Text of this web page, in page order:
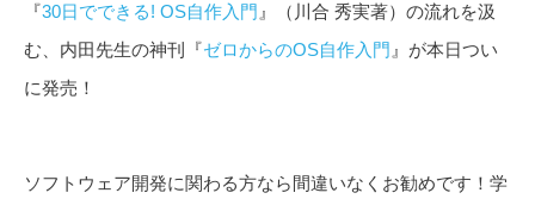
『30日でできる! OS自作入門 』（川合 秀実著）の流れを汲
む、内田先生の神刊『ゼロからのOS自作入門 』が本日つい
に発売！
ソフトウェア開発に関わる方なら間違いなくお勧めです！学